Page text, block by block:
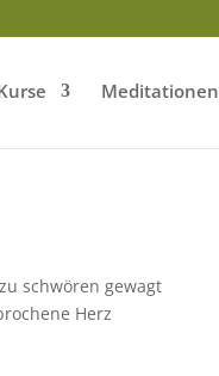
Meditationen
schwören gewagt
Herz